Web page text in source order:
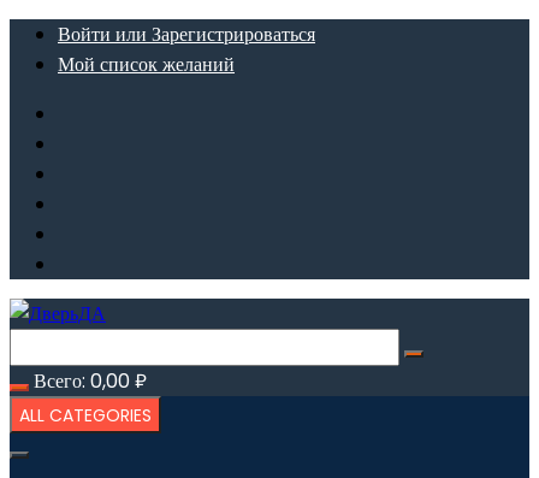
ПерейтиВойти или Зарегистрироваться
Мой список желаний
Всего: 0,00₽
ALL CATEGORIES